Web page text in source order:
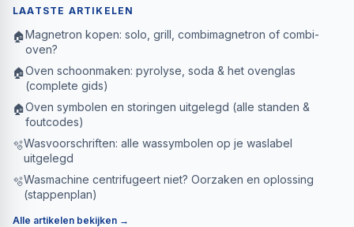
LAATSTE ARTIKELEN
🏠Magnetron kopen: solo, grill, combimagnetron of combi-
oven?
🏠Oven schoonmaken: pyrolyse, soda & het ovenglas
(complete gids)
🏠Oven symbolen en storingen uitgelegd (alle standen &
foutcodes)
🫧Wasvoorschriften: alle wassymbolen op je waslabel
uitgelegd
🫧Wasmachine centrifugeert niet? Oorzaken en oplossing
(stappenplan)
Alle artikelen bekijken →